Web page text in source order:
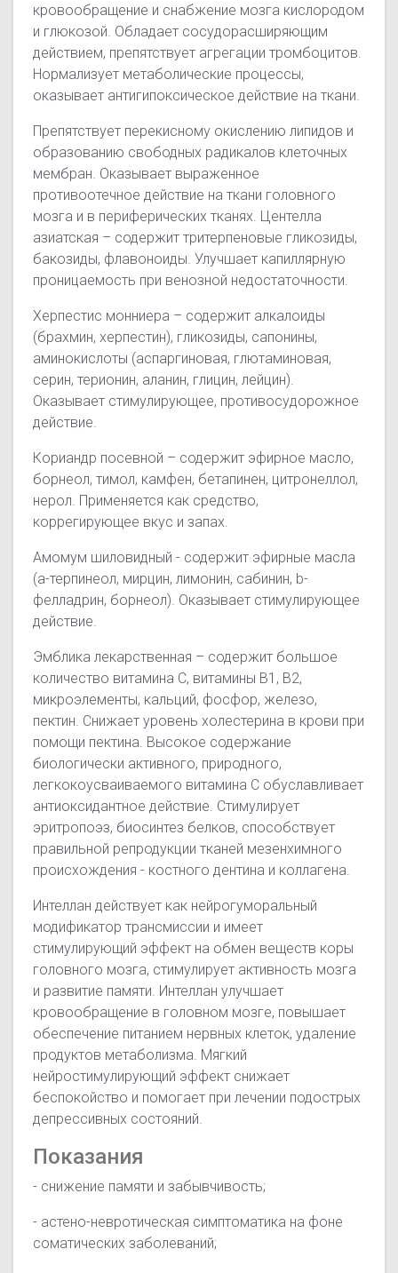
кровообращение и снабжение мозга кислородом
и глюкозой. Обладает сосудорасширяющим
действием, препятствует агрегации тромбоцитов.
Нормализует метаболические процессы,
оказывает антигипоксическое действие на ткани.
Препятствует перекисному окислению липидов и
образованию свободных радикалов клеточных
мембран. Оказывает выраженное
противоотечное действие на ткани головного
мозга и в периферических тканях. Центелла
азиатская – содержит тритерпеновые гликозиды,
бакозиды, флавоноиды. Улучшает капиллярную
проницаемость при венозной недостаточности.
Херпестис монниера – содержит алкалоиды
(брахмин, херпестин), гликозиды, сапонины,
аминокислоты (аспаргиновая, глютаминовая,
серин, терионин, аланин, глицин, лейцин).
Оказывает стимулирующее, противосудорожное
действие.
Кориандр посевной – содержит эфирное масло,
борнеол, тимол, камфен, бетапинен, цитронеллол,
нерол. Применяется как средство,
коррегирующее вкус и запах.
Амомум шиловидный - содержит эфирные масла
(а-терпинеол, мирцин, лимонин, сабинин, b-
фелладрин, борнеол). Оказывает стимулирующее
действие.
Эмблика лекарственная – содержит большое
количество витамина С, витамины В1, В2,
микроэлементы, кальций, фосфор, железо,
пектин. Снижает уровень холестерина в крови при
помощи пектина. Высокое содержание
биологически активного, природного,
легкокоусваиваемого витамина С обуславливает
антиоксидантное действие. Стимулирует
эритропоэз, биосинтез белков, способствует
правильной репродукции тканей мезенхимного
происхождения - костного дентина и коллагена.
Интеллан действует как нейрогуморальный
модификатор трансмиссии и имеет
стимулирующий эффект на обмен веществ коры
головного мозга, стимулирует активность мозга
и развитие памяти. Интеллан улучшает
кровообращение в головном мозге, повышает
обеспечение питанием нервных клеток, удаление
продуктов метаболизма. Мягкий
нейростимулирующий эффект снижает
беспокойство и помогает при лечении подострых
депрессивных состояний.
Показания
- снижение памяти и забывчивость;
- астено-невротическая симптоматика на фоне
соматических заболеваний;